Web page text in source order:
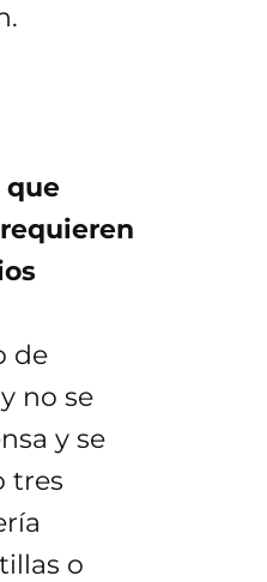
que
de
no se
y se
tres
o